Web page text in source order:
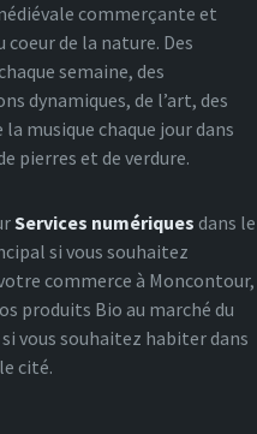
commerçante et
coeur de la nature. Des
semaine, des
dynamiques, de l’art, des
musique chaque jour dans
pierres et de verdure.
Services numériques dans le
si vous souhaitez
commerce à Moncontour,
produits Bio au marché du
vous souhaitez habiter dans
cité.